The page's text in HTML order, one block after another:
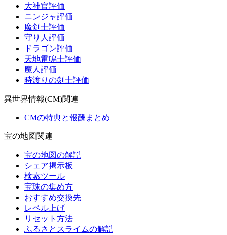
大神官評価
ニンジャ評価
魔剣士評価
守り人評価
ドラゴン評価
天地雷鳴士評価
魔人評価
時渡りの剣士評価
異世界情報(CM)関連
CMの特典と報酬まとめ
宝の地図関連
宝の地図の解説
シェア掲示板
検索ツール
宝珠の集め方
おすすめ交換先
レベル上げ
リセット方法
ふるさとスライムの解説